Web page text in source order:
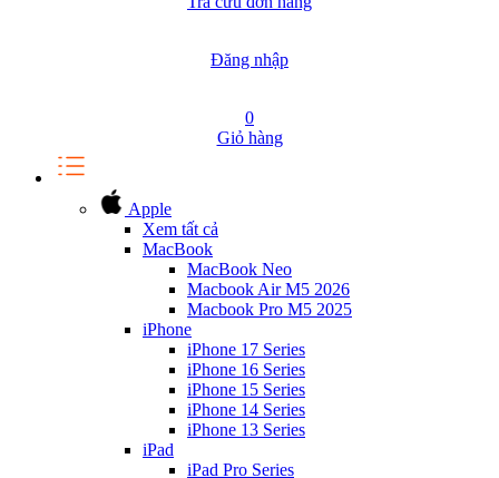
Đăng nhập
0
Giỏ hàng
Apple
Xem tất cả
MacBook
MacBook Neo
Macbook Air M5 2026
Macbook Pro M5 2025
iPhone
iPhone 17 Series
iPhone 16 Series
iPhone 15 Series
iPhone 14 Series
iPhone 13 Series
iPad
iPad Pro Series